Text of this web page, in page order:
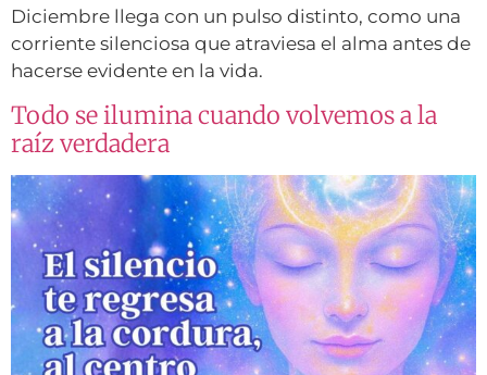
Diciembre llega con un pulso distinto, como una
corriente silenciosa que atraviesa el alma antes de
hacerse evidente en la vida.
Todo se ilumina cuando volvemos a la
raíz verdadera